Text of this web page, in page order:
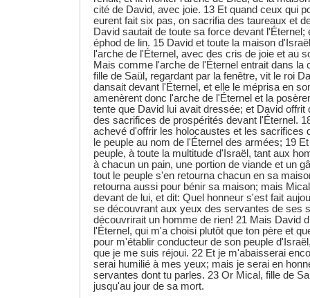
cité de David, avec joie. 13 Et quand ceux qui
eurent fait six pas, on sacrifia des taureaux et
David sautait de toute sa force devant l'Éternel;
éphod de lin. 15 David et toute la maison
l'arche de l'Éternel, avec des cris de joie et au
Mais comme l'arche de l'Éternel entrait dans la
fille de Saül, regardant par la fenêtre, vit le roi
dansait devant l'Éternel, et elle le méprisa en
amenèrent donc l'arche de l'Éternel et la
tente que David lui avait dressée; et David offrit
des sacrifices de prospérités devant l'Éternel.
achevé d'offrir les holocaustes et les sacrifices
le peuple au nom de l'Éternel des armées; 19
peuple, à toute la multitude d'Israël, tant aux
à chacun un pain, une portion de viande et un
tout le peuple s'en retourna chacun en sa
retourna aussi pour bénir sa maison; mais
devant de lui, et dit: Quel honneur s'est fait
se découvrant aux yeux des servantes de ses
découvrirait un homme de rien! 21 Mais David
l'Éternel, qui m'a choisi plutôt que ton père et
pour m'établir conducteur de son peuple
que je me suis réjoui. 22 Et je m'abaisserai
serai humilié à mes yeux; mais je serai en
servantes dont tu parles. 23 Or Mical, fille de
jusqu'au jour de sa mort.